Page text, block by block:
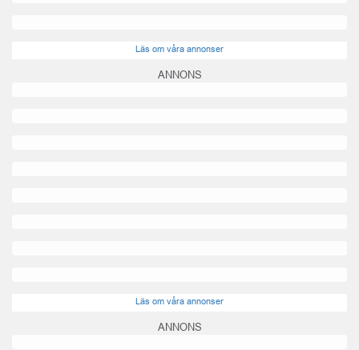
Läs om våra annonser
ANNONS
Läs om våra annonser
ANNONS